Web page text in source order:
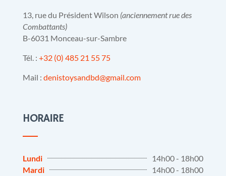
13, rue du Président Wilson (anciennement rue des
Combattants)
B-6031 Monceau-sur-Sambre
Tél. : +32 (0) 485 21 55 75
Mail : denistoysandbd@gmail.com
HORAIRE
Lundi
14h00 - 18h00
Mardi
14h00 - 18h00